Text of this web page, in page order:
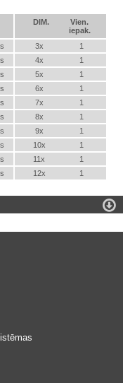
DIM.
Vien.
iepak.
3x
1
4x
1
5x
1
6x
1
7x
1
8x
1
9x
1
10x
1
11x
1
12x 1
